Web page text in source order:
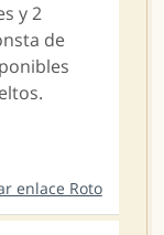
y 2
de
enlace Roto